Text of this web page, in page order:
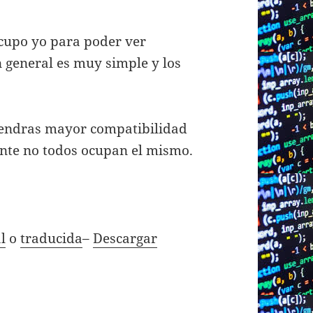
yo para poder ver
es muy simple y los
mayor compatibilidad
no todos ocupan el mismo.
otraducida–Descargar